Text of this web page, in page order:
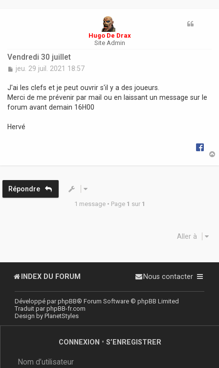
Hugo De Drax
Site Admin
Vendredi 30 juillet
M
s
a
g
jeu. 29 juil. 2021 18:57
J'ai les clefs et je peut ouvrir s'il y a des joueurs.
Merci de me prévenir par mail ou en laissant un message sur le
forum avant demain 16H00
Hervé
Répondre
1 message • Page 1 sur 1
Aller à
INDEX DU FORUM Nous contacter
Développé parphpBB® Forum Software © phpBB Limited
Traduit parphpBB-fr.com
Design by PlanetStyles
CONNEXION • S’ENREGISTRER